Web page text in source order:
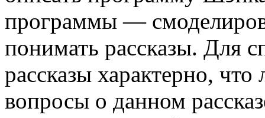
программы —
понимать рассказы. Для
рассказы характерно,
вопросы о данном